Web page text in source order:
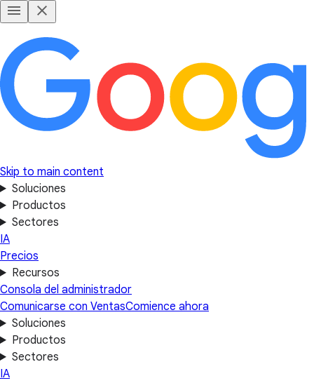
Skip to main content
Soluciones
Productos
Sectores
IA
Precios
Recursos
Consola del administrador
Comunicarse con VentasComience ahora
Soluciones
Productos
Sectores
IA